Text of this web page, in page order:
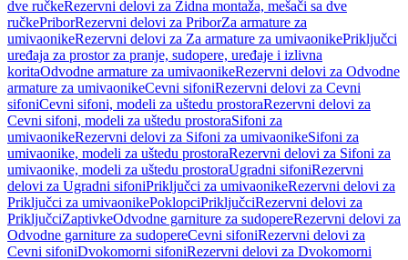
dve ručkeRezervni delovi za Zidna montaža, mešači sa dve
ručkePriborRezervni delovi za PriborZa armature za
umivaonikeRezervni delovi za Za armature za umivaonikePriključci
uređaja za prostor za pranje, sudopere, uređaje i izlivna
koritaOdvodne armature za umivaonikeRezervni delovi za Odvodne
armature za umivaonikeCevni sifoniRezervni delovi za Cevni
sifoniCevni sifoni, modeli za uštedu prostoraRezervni delovi za
Cevni sifoni, modeli za uštedu prostoraSifoni za
umivaonikeRezervni delovi za Sifoni za umivaonikeSifoni za
umivaonike, modeli za uštedu prostoraRezervni delovi za Sifoni za
umivaonike, modeli za uštedu prostoraUgradni sifoniRezervni
delovi za Ugradni sifoniPriključci za umivaonikeRezervni delovi za
Priključci za umivaonikePoklopciPriključciRezervni delovi za
PriključciZaptivkeOdvodne garniture za sudopereRezervni delovi za
Odvodne garniture za sudopereCevni sifoniRezervni delovi za
Cevni sifoniDvokomorni sifoniRezervni delovi za Dvokomorni